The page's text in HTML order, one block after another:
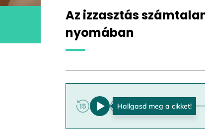
Az izzasztás
nyomában
0:00